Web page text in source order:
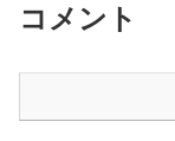
コメント